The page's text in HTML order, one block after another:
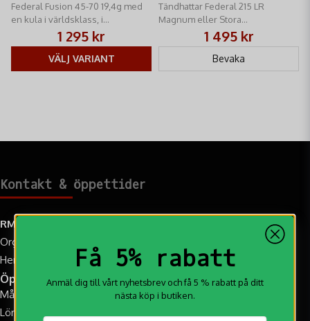
Federal Fusion 45-70 19,4g med
en kula i världsklass, i
konkurrens med de allra bästa
fabriksladdade ammunitionen på
marknaden.
1 295 kr
VÄLJ VARIANT
Tändhattar Federal 215 LR
Magnum eller Stora
gevärständhattar. Magnum.
1 495 kr
Bevaka
Få 5% rabatt
Anmäl dig till vårt nyhetsbrev och få 5 % rabatt på ditt
nästa köp i butiken.
Kontakt & öppettider
RM Jakt AB
Org.nr: 559108-2259
Hemvägen 9C, 95731 Övertorneå
Öppettider
Mån-Fre: 10.00-17.00
Lör: 10:00-14:00 (Augusti-Oktober)